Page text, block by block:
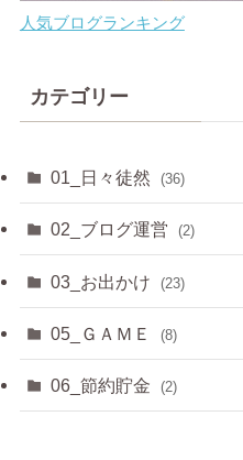
人気ブログランキング
カテゴリー
01_日々徒然 (36)
(3)
(33)
02_ブログ運営 (2)
03_お出かけ (23)
(2)
(8)
05_ＧＡＭＥ (8)
06_節約貯金 (2)